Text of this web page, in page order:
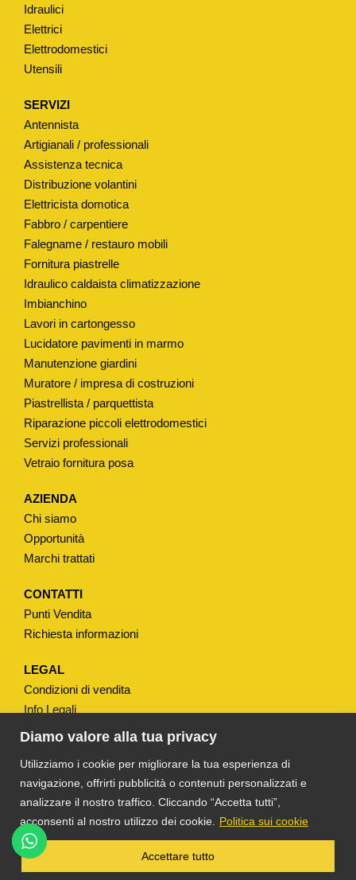
Diamo valore alla tua privacy
Utilizziamo i cookie per migliorare la tua esperienza di
navigazione, offrirti pubblicità o contenuti personalizzati e
analizzare il nostro traffico. Cliccando “Accetta tutti”,
acconsenti al nostro utilizzo dei cookie.
Politica sui cookie
Accettare tutto
V
A
P
R
N
F
L
Z
A
C
S
E
T
T
A
W
C
O
K
A
R
M
O
D
.
"
S
U
Idraulici
Elettrici
Elettrodomestici
Utensili
SERVIZI
Antennista
Artigianali / professionali
Assistenza tecnica
Distribuzione volantini
Elettricista domotica
Fabbro / carpentiere
Falegname / restauro mobili
Fornitura piastrelle
Idraulico caldaista climatizzazione
Imbianchino
Lavori in cartongesso
Lucidatore pavimenti in marmo
Manutenzione giardini
Muratore / impresa di costruzioni
Piastrellista / parquettista
Riparazione piccoli elettrodomestici
Servizi professionali
Vetraio fornitura posa
AZIENDA
Chi siamo
Opportunità
Marchi trattati
CONTATTI
Punti Vendita
Richiesta informazioni
LEGAL
Condizioni di vendita
Info Legali
Note Legali
TS DACOM
S.R.L. UNIPERSONALE P. IVA
03055900231 © COPYRIGHT 2025 TUTTI I